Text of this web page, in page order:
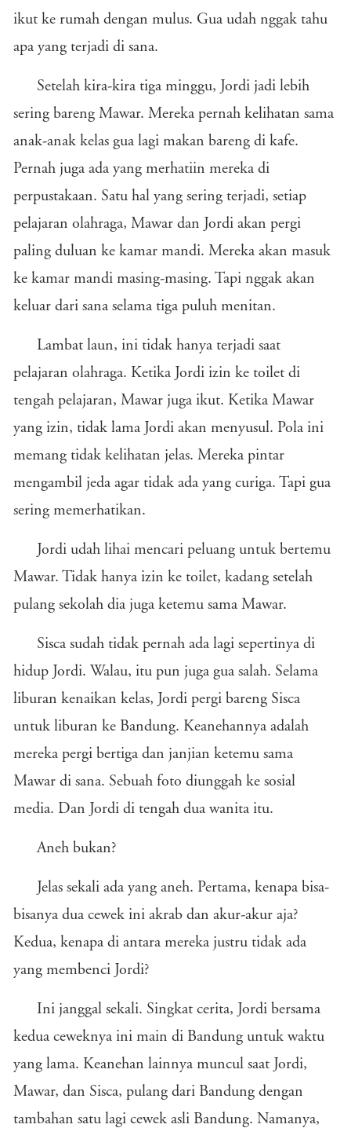
ikut ke rumah dengan mulus. Gua udah nggak tahu
apa yang terjadi di sana.
Setelah kira-kira tiga minggu, Jordi jadi lebih
sering bareng Mawar. Mereka pernah kelihatan sama
anak-anak kelas gua lagi makan bareng di kafe.
Pernah juga ada yang merhatiin mereka di
perpustakaan. Satu hal yang sering terjadi, setiap
pelajaran olahraga, Mawar dan Jordi akan pergi
paling duluan ke kamar mandi. Mereka akan masuk
ke kamar mandi masing-masing. Tapi nggak akan
keluar dari sana selama tiga puluh menitan.
Lambat laun, ini tidak hanya terjadi saat
pelajaran olahraga. Ketika Jordi izin ke toilet di
tengah pelajaran, Mawar juga ikut. Ketika Mawar
yang izin, tidak lama Jordi akan menyusul. Pola ini
memang tidak kelihatan jelas. Mereka pintar
mengambil jeda agar tidak ada yang curiga. Tapi gua
sering memerhatikan.
Jordi udah lihai mencari peluang untuk bertemu
Mawar. Tidak hanya izin ke toilet, kadang setelah
pulang sekolah dia juga ketemu sama Mawar.
Sisca sudah tidak pernah ada lagi sepertinya di
hidup Jordi. Walau, itu pun juga gua salah. Selama
liburan kenaikan kelas, Jordi pergi bareng Sisca
untuk liburan ke Bandung. Keanehannya adalah
mereka pergi bertiga dan janjian ketemu sama
Mawar di sana. Sebuah foto diunggah ke sosial
media. Dan Jordi di tengah dua wanita itu.
Aneh bukan?
Jelas sekali ada yang aneh. Pertama, kenapa bisa-
bisanya dua cewek ini akrab dan akur-akur aja?
Kedua, kenapa di antara mereka justru tidak ada
yang membenci Jordi?
Ini janggal sekali. Singkat cerita, Jordi bersama
kedua ceweknya ini main di Bandung untuk waktu
yang lama. Keanehan lainnya muncul saat Jordi,
Mawar, dan Sisca, pulang dari Bandung dengan
tambahan satu lagi cewek asli Bandung. Namanya,